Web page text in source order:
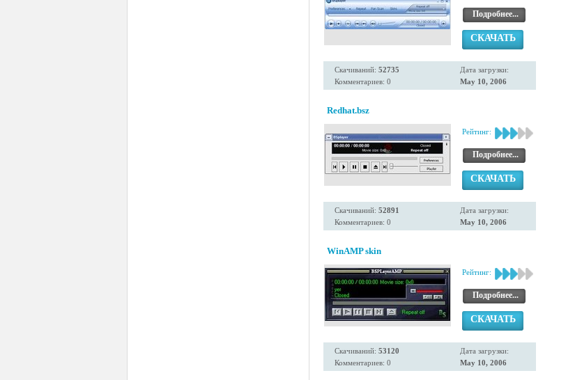
Подробнее...
СКАЧАТЬ
Скачиваний: 52735
Комментариев: 0
Дата загрузки:
May 10, 2006
Redhat.bsz
Рейтинг:
Подробнее...
СКАЧАТЬ
Скачиваний: 52891
Комментариев: 0
Дата загрузки:
May 10, 2006
WinAMP skin
Рейтинг:
Подробнее...
СКАЧАТЬ
Скачиваний: 53120
Комментариев: 0
Дата загрузки:
May 10, 2006